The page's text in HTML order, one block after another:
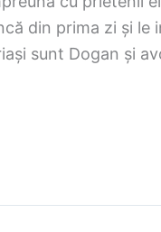
din prima zi și le
sunt Dogan și